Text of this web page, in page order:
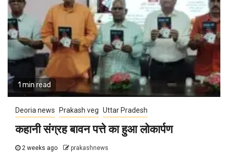
1 min read
Deoria news Prakash veg Uttar Pradesh
कहानी संग्रह बावन पत्ते का हुआ लोकार्पण
2 weeks ago prakashnews